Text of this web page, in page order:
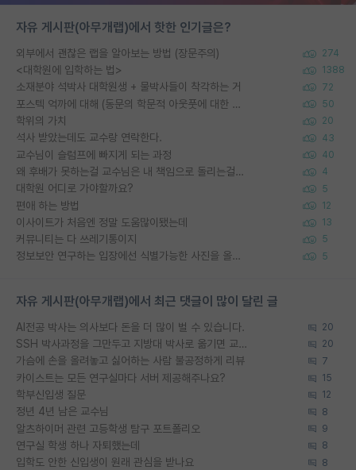
자유 게시판(아무개랩)에서 핫한 인기글은?
외부에서 괜찮은 랩을 알아보는 방법 (장문주의) 274
<대학원에 입학하는 법> 1388
소재분야 석박사 대학원생 + 물박사들이 착각하는 거 72
포스텍 억까에 대해 (동문의 학문적 아웃풋에 대한 반박) 50
학위의 가치 20
석사 받았는데도 교수랑 연락한다. 43
교수님이 슬럼프에 빠지게 되는 과정 40
왜 후배가 못하는걸 교수님은 내 책임으로 돌리는걸까요? 4
대학원 어디로 가야할까요? 5
편애 하는 방법 12
이사이트가 처음엔 정말 도움많이됐는데 13
커뮤니티는 다 쓰레기통이지 5
정보보안 연구하는 입장에선 식별가능한 사진을 올리는건 비추이긴함 5
자유 게시판(아무개랩)에서 최근 댓글이 많이 달린 글
AI전공 박사는 의사보다 돈을 더 많이 벌 수 있습니다. 20
SSH 박사과정을 그만두고 지방대 박사로 옮기면 교수의 꿈은 끝일까요? 20
가슴에 손을 올려놓고 싫어하는 사람 불공정하게 리뷰 7
카이스트는 모든 연구실마다 서버 제공해주나요? 15
학부신입생 질문 12
정년 4년 남은 교수님 8
알츠하이머 관련 고등학생 탐구 포트폴리오 9
연구실 학생 하나 자퇴했는데 8
입학도 안한 신입생이 원래 관심을 받나요 8